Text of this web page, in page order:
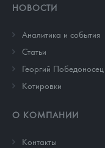
НОВОСТИ
Аналитика и события
Cтатьи
Георгий
Котировки
О КОМПАНИИ
Контакты